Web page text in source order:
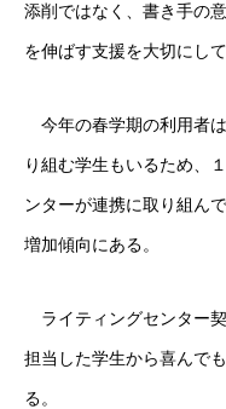
添削ではなく、書き手の
を伸ばす支援を大切にして
今年の春学期の利用者
り組む学生もいるため、
ンターが連携に取り組ん
増加傾向にある。
ライティングセンター
担当した学生から喜んで
る。